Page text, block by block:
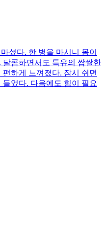
셨다. 한 병을 마시니 몸이
콤하면서도 특유의 쌉쌀한
하게 느껴졌다. 잠시 쉬면
었다. 다음에도 힘이 필요